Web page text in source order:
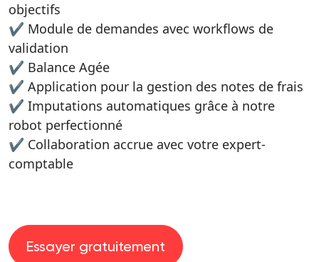
objectifs
✔️ Module de demandes avec workflows de
validation
✔️ Balance Agée
✔️ Application pour la gestion des notes de frais
✔️ Imputations automatiques grâce à notre
robot perfectionné
✔️ Collaboration accrue avec votre expert-
comptable
Essayer gratuitement